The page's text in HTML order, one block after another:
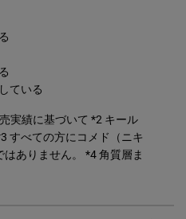
ている
実績に基づいて *2 キール
すべての方にコメド（ニキ
ありません。
*4 角質層ま